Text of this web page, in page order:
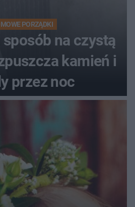
PORZĄDKI
na czystą
kamień i
przez noc